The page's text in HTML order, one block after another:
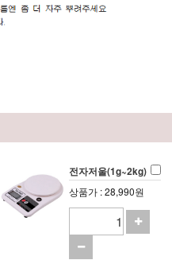
전자저울(1g~2kg)
상품가 : 28,990원